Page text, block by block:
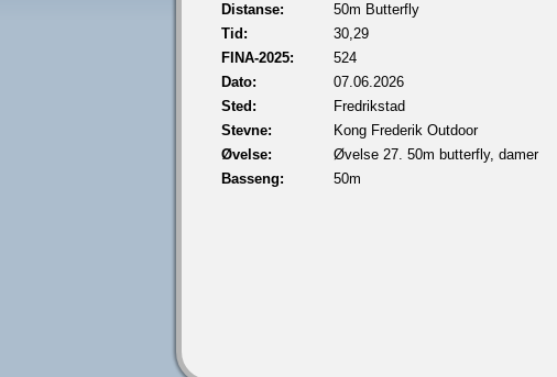
Distanse:
50m Butterfly
Tid:
30,29
FINA-2025:
524
Dato:
07.06.2026
Sted:
Fredrikstad
Stevne:
Kong Frederik Outdoor
Øvelse:
Øvelse 27. 50m butterfly, damer
Basseng:
50m